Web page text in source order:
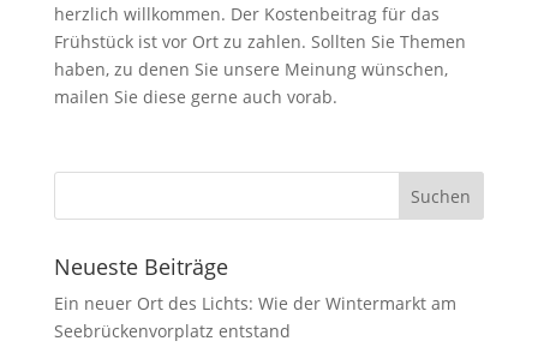
herzlich willkommen. Der Kostenbeitrag für das
Frühstück ist vor Ort zu zahlen. Sollten Sie Themen
haben, zu denen Sie unsere Meinung wünschen,
mailen Sie diese gerne auch vorab.
Neueste Beiträge
Ein neuer Ort des Lichts: Wie der Wintermarkt am
Seebrückenvorplatz entstand